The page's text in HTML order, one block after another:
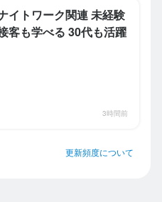
イトワーク関連 未経験
客も学べる 30代も活躍
3時間前
更新頻度について